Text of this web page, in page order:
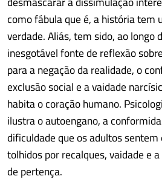
como fábula que é, a história tem
verdade. Aliás, tem sido, ao longo
inesgotável fonte de reflexão
para a negação da realidade, o
exclusão social e a vaidade
habita o coração humano.
ilustra o autoengano, a
dificuldade que os adultos
tolhidos por recalques, vaidade e
de pertença.